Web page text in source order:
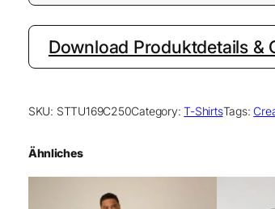
Download Produktdetails &
SKU: STTU169C250Category:T-ShirtsTags:
Ähnliches